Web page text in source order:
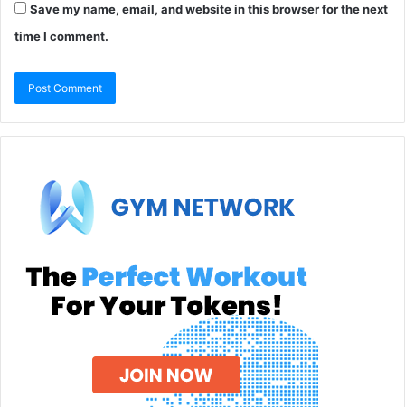
Save my name, email, and website in this browser for the next
time I comment.